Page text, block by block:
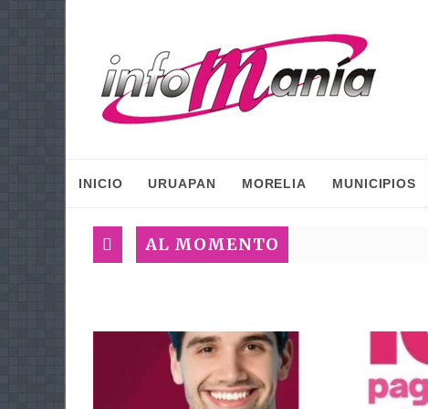
INICIO URUAPAN MORELIA MUNICIPIOS
AL MOMENTO